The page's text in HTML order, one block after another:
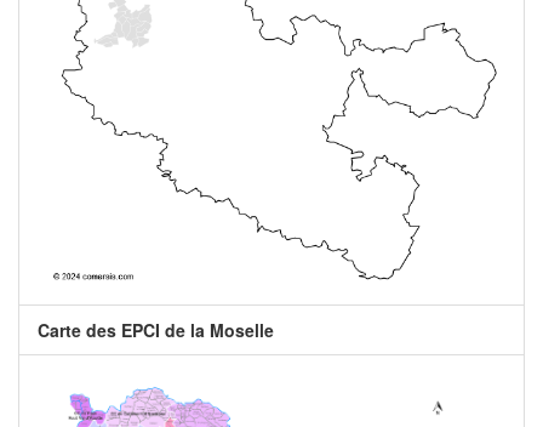
Carte des EPCI de la Moselle